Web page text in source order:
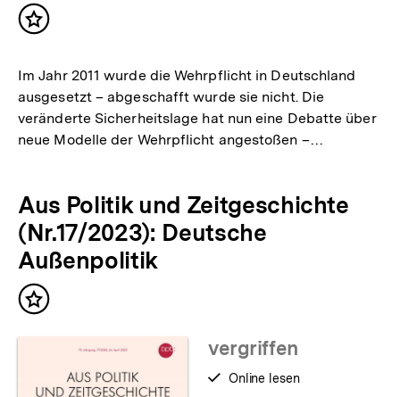
Inhalt
Im Jahr 2011 wurde die Wehrpflicht in Deutschland
ausgesetzt – abgeschafft wurde sie nicht. Die
veränderte Sicherheitslage hat nun eine Debatte über
neue Modelle der Wehrpflicht angestoßen –…
Aus Politik und Zeitgeschichte
(Nr.17/2023): Deutsche
Außenpolitik
Inhalt
vergriffen
verfügbar
Online lesen